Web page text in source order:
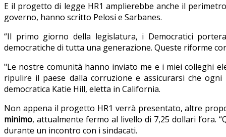
E il progetto di legge HR1 amplierebbe anche il
governo, hanno scritto Pelosi e Sarbanes.
“Il primo giorno della legislatura, i Democratici
democratiche di tutta una generazione. Queste riforme
"Le nostre comunità hanno inviato me e i miei colleghi
ripulire il paese dalla corruzione e assicurarsi che
democratica Katie Hill, eletta in California.
Non appena il progetto HR1 verrà presentato, altre
minimo, attualmente fermo al livello di 7,25 dollari l’ora.
durante un incontro con i sindacati.